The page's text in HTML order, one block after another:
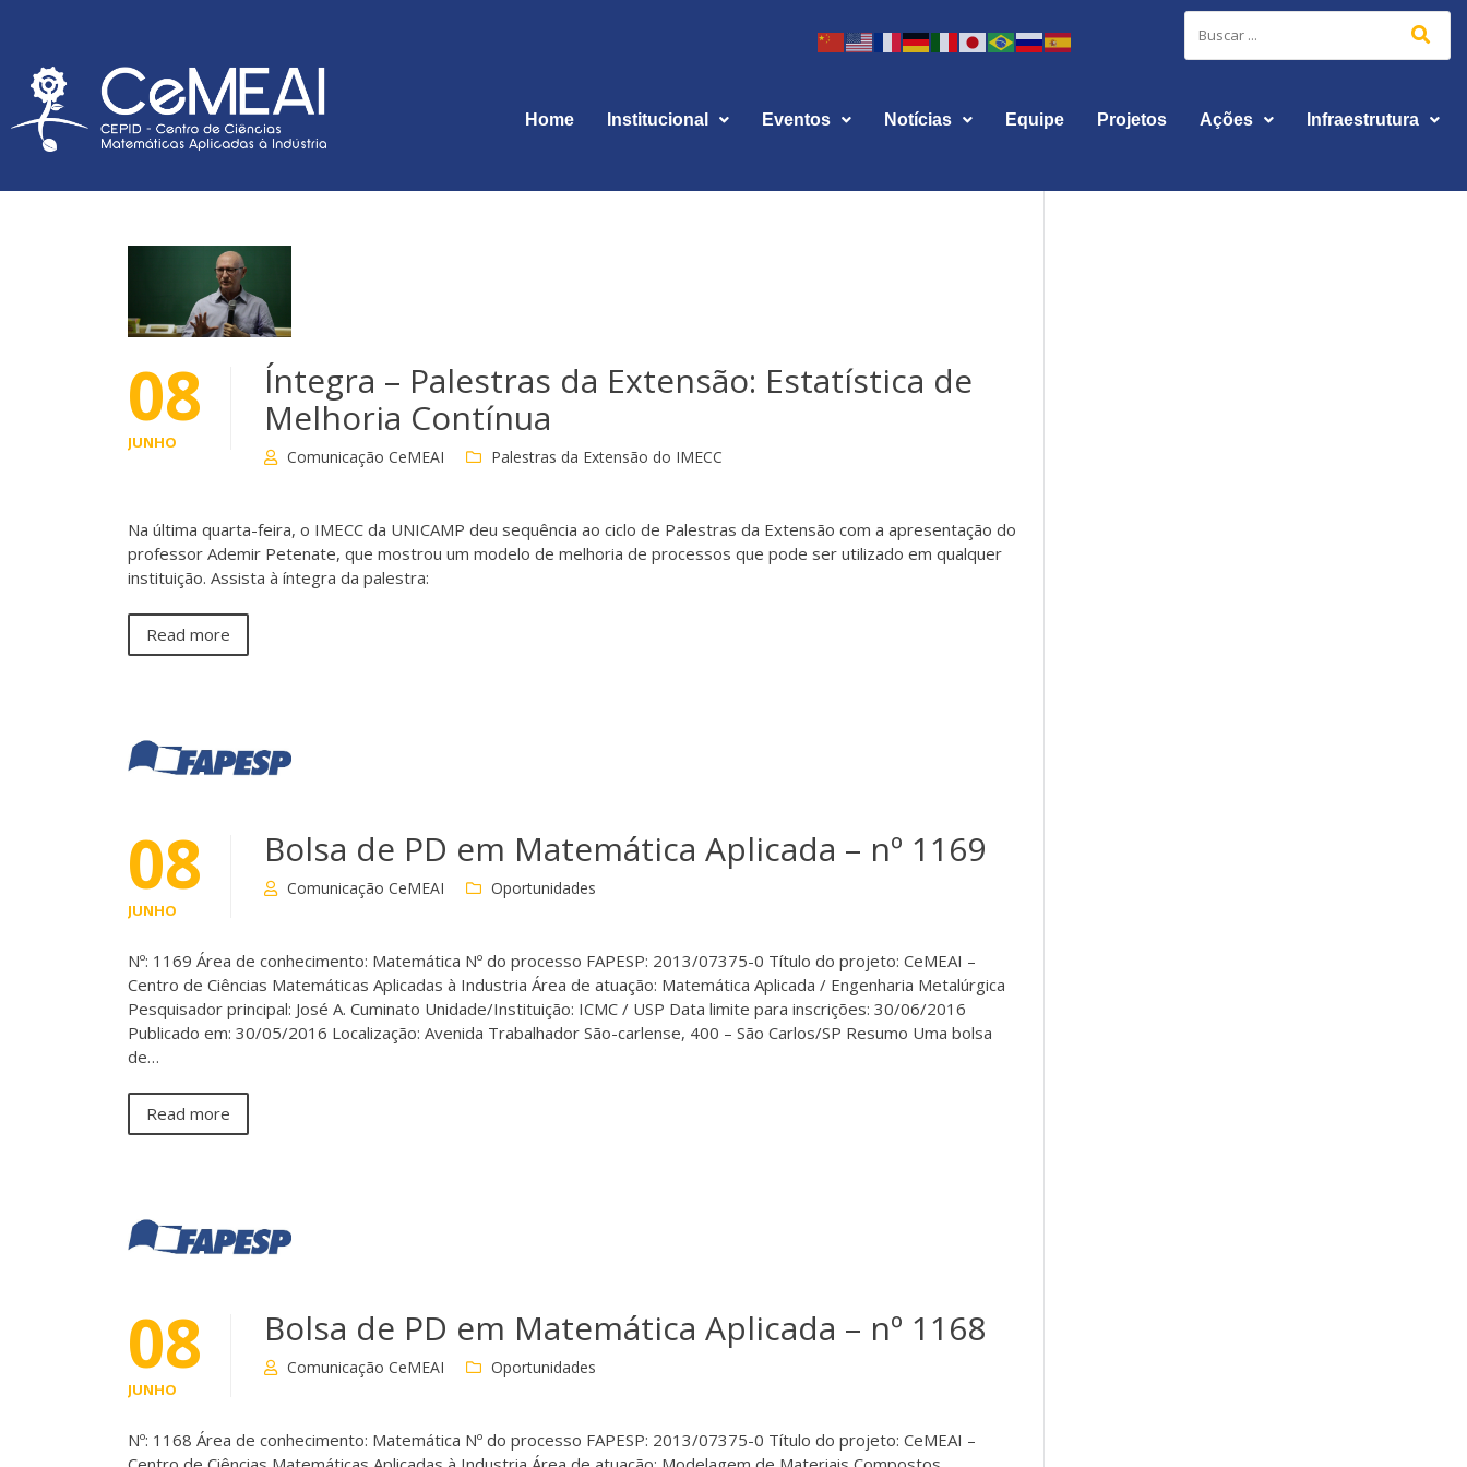
Home Institucional Eventos Notícias Equipe Projetos Ações Infraestrutura
08
JUNHO
Íntegra – Palestras da Extensão: Estatística de
Melhoria Contínua
Comunicação CeMEAI Palestras da Extensão do IMECC
Na última quarta-feira, o IMECC da UNICAMP​ deu sequência ao ciclo de Palestras da Extensão com a apresentação do
professor Ademir Petenate, que mostrou um modelo de melhoria de processos que pode ser utilizado em qualquer
instituição. Assista à íntegra da palestra:
Read more
08
JUNHO
Bolsa de PD em Matemática Aplicada – nº 1169
Comunicação CeMEAI Oportunidades
Nº: 1169 Área de conhecimento: Matemática Nº do processo FAPESP: 2013/07375-0 Título do projeto: CeMEAI –
Centro de Ciências Matemáticas Aplicadas à Industria Área de atuação: Matemática Aplicada / Engenharia Metalúrgica
Pesquisador principal: José A. Cuminato Unidade/Instituição: ICMC / USP Data limite para inscrições: 30/06/2016
Publicado em: 30/05/2016 Localização: Avenida Trabalhador São-carlense, 400 – São Carlos/SP Resumo Uma bolsa
de…
Read more
08
JUNHO
Bolsa de PD em Matemática Aplicada – nº 1168
Comunicação CeMEAI Oportunidades
Nº: 1168 Área de conhecimento: Matemática Nº do processo FAPESP: 2013/07375-0 Título do projeto: CeMEAI –